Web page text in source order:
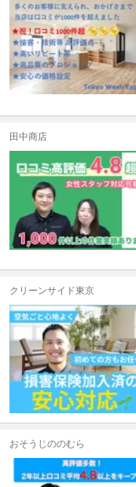
田中商店
クリーンサイド東京
おそうじののむら